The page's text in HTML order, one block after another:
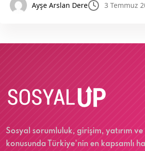
Ayşe Arslan Dere 3 Temmuz
Sosyal sorumluluk, girişim, yatırım
konusunda Türkiye'nin en kapsamlı